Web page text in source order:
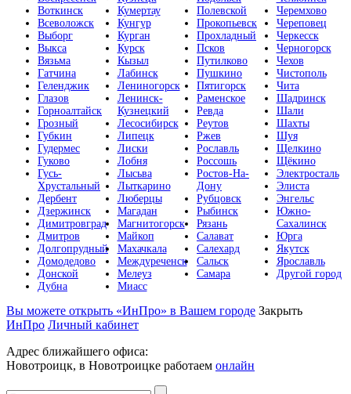
Воткинск
Всеволожск
Выборг
Выкса
Вязьма
Гатчина
Геленджик
Глазов
Горноалтайск
Грозный
Губкин
Гудермес
Гуково
Гусь-
Хрустальный
Дербент
Дзержинск
Димитровград
Дмитров
Долгопрудный
Домодедово
Донской
Дубна
Кумертау
Кунгур
Курган
Курск
Кызыл
Лабинск
Лениногорск
Ленинск-
Кузнецкий
Лесосибирск
Липецк
Лиски
Лобня
Лысьва
Лыткарино
Люберцы
Магадан
Магнитогорск
Майкоп
Махачкала
Междуреченск
Мелеуз
Миасс
Полевской
Прокопьевск
Прохладный
Псков
Путилково
Пушкино
Пятигорск
Раменское
Ревда
Реутов
Ржев
Рославль
Россошь
Ростов-На-
Дону
Рубцовск
Рыбинск
Рязань
Салават
Салехард
Сальск
Самара
Черемхово
Череповец
Черкесск
Черногорск
Чехов
Чистополь
Чита
Шадринск
Шали
Шахты
Шуя
Щелкино
Щёкино
Электросталь
Элиста
Энгельс
Южно-
Сахалинск
Юрга
Якутск
Ярославль
Другой город
Вы можете открыть «ИнПро» в Вашем городе Закрыть
ИнПро Личный кабинет
Адрес ближайшего офиса:
Новотроицк, в Новотроицке работаем онлайн